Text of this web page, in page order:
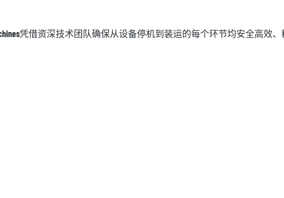
凭借资深技术团队确保从设备停机到装运的每个环节均安全高效、